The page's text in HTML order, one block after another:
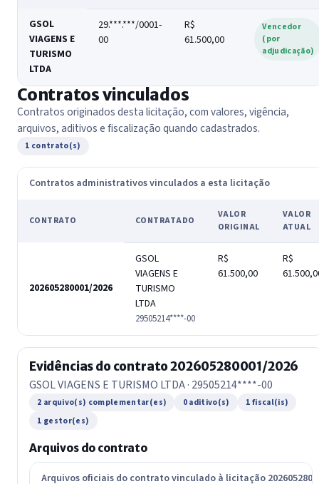
GSOL
VIAGENS E
TURISMO
LTDA
29.***.***/0001-
00
R$
61.500,00
Vencedor
(por
adjudicação)
Contratos vinculados
Contratos originados desta licitação, com valores, vigência,
arquivos, aditivos e fiscalização quando cadastrados.
1 contrato(s)
Contratos administrativos vinculados a esta licitação
CONTRATO CONTRATADO
VALOR
ORIGINAL
VALOR
ATUAL
202605280001/2026
GSOL
VIAGENS E
TURISMO
LTDA
29505214****-00
R$
61.500,00
R$
Evidências do contrato 202605280001/2026
GSOL VIAGENS E TURISMO LTDA · 29505214****-00
2 arquivo(s) complementar(es) 0 aditivo(s)
1 fiscal(is)
1 gestor(es)
Arquivos do contrato
Arquivos oficiais do contrato vinculado à licitação